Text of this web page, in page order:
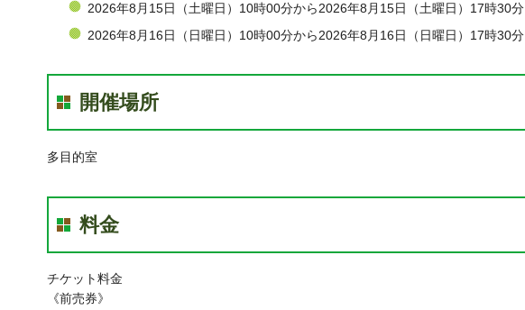
2026年8月15日（土曜日）10時00分から2026年8月15日（土曜日）17時30分
2026年8月16日（日曜日）10時00分から2026年8月16日（日曜日）17時30分
開催場所
多目的室
料金
チケット料金
《前売券》